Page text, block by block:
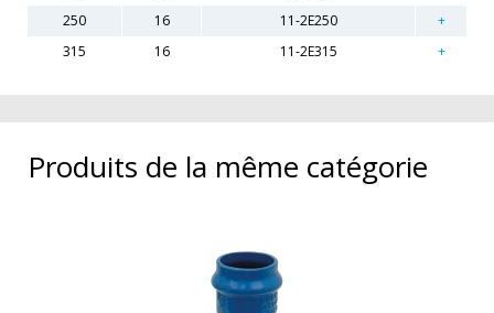
250
16
11-2E250
315
16 11-2E315
Produits de la même catégorie